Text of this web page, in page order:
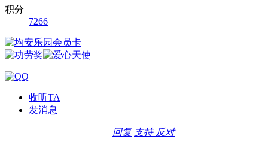
积分
7266
收听TA
发消息
回复 支持 反对